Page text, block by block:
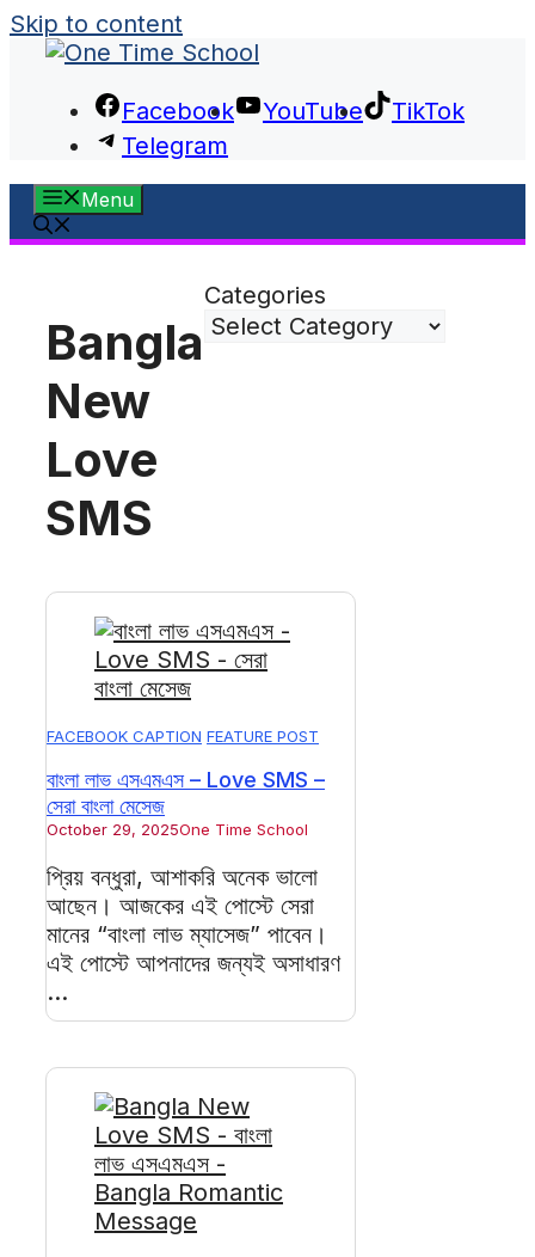
Skip to content
Facebook YouTube
TikTok
Telegram
Menu
Bangla
New
Love
SMS
Categories
FACEBOOK CAPTION FEATURE POST
বাংলা লাভ এসএমএস – Love SMS –
সেরা বাংলা মেসেজ
October 29, 2025One Time School
প্রিয় বন্ধুরা, আশাকরি অনেক ভালো
আছেন। আজকের এই পোস্টে সেরা
মানের “বাংলা লাভ ম্যাসেজ” পাবেন।
এই পোস্টে আপনাদের জন্যই অসাধারণ
...